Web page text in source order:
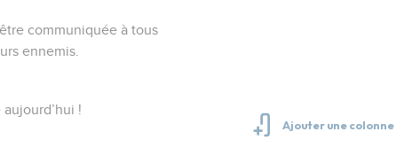
communiquée à tous
ennemis.
!